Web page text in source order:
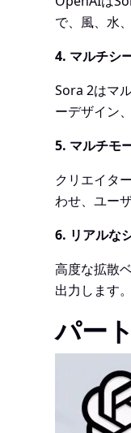
で、風、水
4. マルチシ
Sora 2はマ
ーデザイン
5. マルチモ
クリエイタ
わせ、ユー
6. リアルな
高度な拡散
出力します
パー